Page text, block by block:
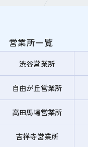
営業所一覧
渋谷営業所
自由が丘営業所
高田馬場営業所
吉祥寺営業所